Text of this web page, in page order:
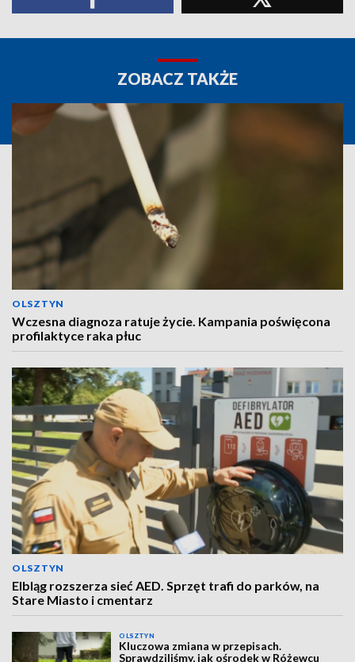
ZOBACZ TAKŻE
OLSZTYN
Wczesna diagnoza ratuje życie. Kampania poświęcona
profilaktyce raka płuc
OLSZTYN
Elbląg rozszerza sieć AED. Sprzęt trafi do parków, na
Stare Miasto i cmentarz
OLSZTYN
Kluczowa zmiana w przepisach.
Sprawdziliśmy, jak ośrodek w Różewcu